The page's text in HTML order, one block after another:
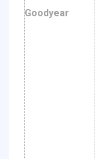
Goodyear